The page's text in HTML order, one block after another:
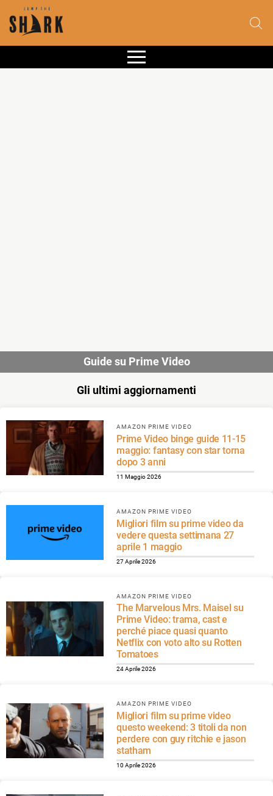
Guide su Prime Video
Gli ultimi aggiornamenti
AMAZON PRIME VIDEO
Prime Video binge guide 11-15
maggio: fantasy con star torna
dopo 3 anni
11 Maggio 2026
AMAZON PRIME VIDEO
Migliori film su prime video da
vedere questa settimana 27
aprile 1 maggio
27 Aprile 2026
AMAZON PRIME VIDEO
The Marvelous Mrs. Maisel su
Prime Video: trama, cast e
perché piace quasi quanto
Netflix con voto alto su Rotten
Tomatoes
24 Aprile 2026
AMAZON PRIME VIDEO
Migliori film su prime video
questo weekend: 3 titoli da non
perdere con guy ritchie e jason
statham
10 Aprile 2026